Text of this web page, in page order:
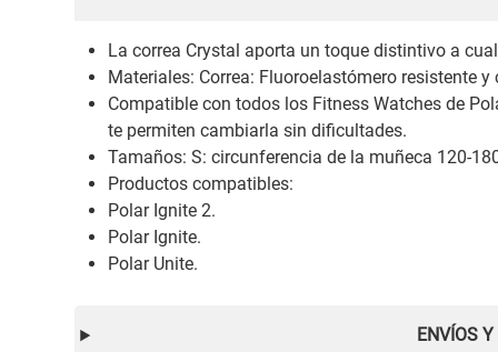
La correa Crystal aporta un toque distintivo a
Materiales: Correa: Fluoroelastómero resistente
Compatible con todos los Fitness Watches de
te permiten cambiarla sin dificultades.
Tamaños: S: circunferencia de la muñeca 120-
Productos compatibles:
Polar Ignite 2.
Polar Ignite.
Polar Unite.
ENVÍOS